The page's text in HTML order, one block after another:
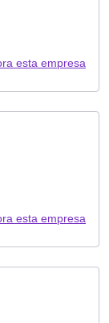
esta empresa
esta empresa